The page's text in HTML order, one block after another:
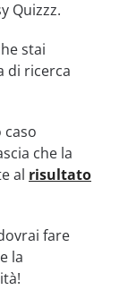
Quizzz.
stai
di ricerca
caso
che la
al risultato
fare
la